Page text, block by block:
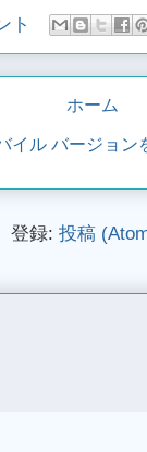
ト
ホーム
イル バージョン
登録: 投稿